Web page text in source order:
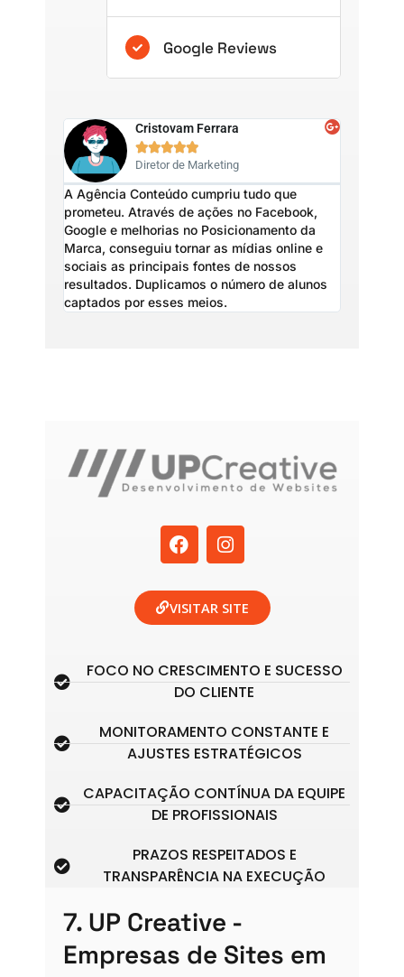
Google Reviews
Cristovam Ferrara

Diretor de Marketing
A Agência Conteúdo cumpriu tudo que
prometeu. Através de ações no Facebook,
Google e melhorias no Posicionamento da
Marca, conseguiu tornar as mídias online e
sociais as principais fontes de nossos
resultados. Duplicamos o número de alunos
captados por esses meios.
F
a
c
b
o
I
n
s
a
g
m
VISITAR SITE
FOCO NO CRESCIMENTO E SUCESSO
DO CLIENTE
MONITORAMENTO CONSTANTE E
AJUSTES ESTRATÉGICOS
CAPACITAÇÃO CONTÍNUA DA EQUIPE
DE PROFISSIONAIS
PRAZOS RESPEITADOS E
TRANSPARÊNCIA NA EXECUÇÃO
7. UP Creative -
Empresas de Sites em